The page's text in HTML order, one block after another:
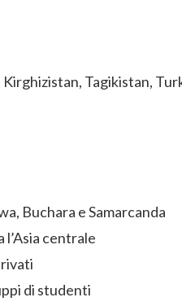
Tagikistan,
Buchara e Samarcanda
centrale
di studenti